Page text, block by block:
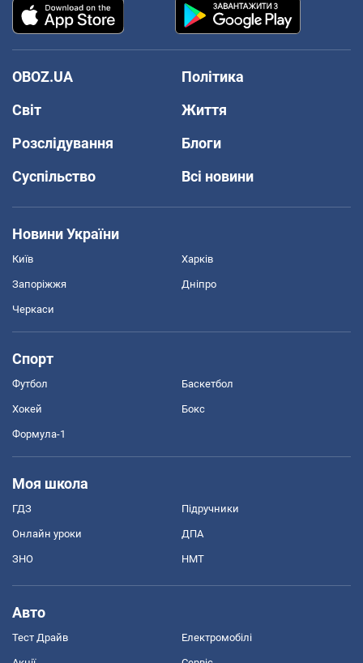
OBOZ.UA
Політика
Світ
Життя
Розслідування
Блоги
Суспільство
Всі новини
Новини України
Київ Харків
Запоріжжя Дніпро
Черкаси
Спорт
Футбол Баскетбол
Хокей Бокс
Формула-1
Моя школа
ГДЗ Підручники
Онлайн уроки ДПА
ЗНО НМТ
Авто
Тест Драйв Електромобілі